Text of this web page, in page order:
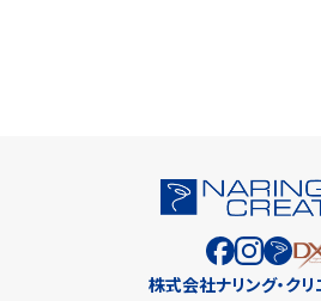
株式会社ナリング・クリ